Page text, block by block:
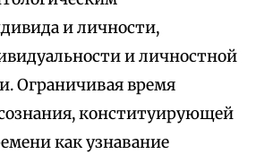
и личности,
и личностной
Ограничивая время
конституирующей
как узнавание